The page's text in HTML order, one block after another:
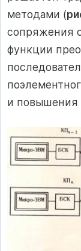
методами (
сопряжения
функции
и повышения